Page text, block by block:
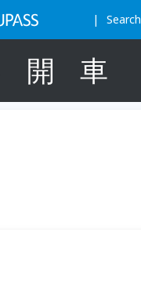
Search
開 車